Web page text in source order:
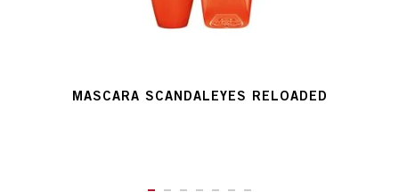
MASCARA SCANDALEYES RELOADED